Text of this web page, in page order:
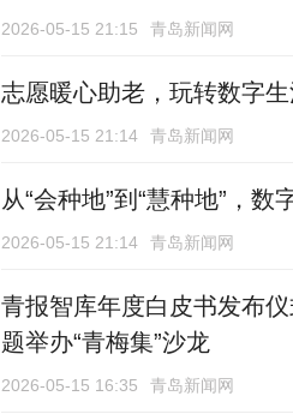
2026-05-15 21:15 青岛新闻网
志愿暖心助老，玩转数字
2026-05-15 21:14 青岛新闻网
从“会种地”到“慧种地”，
2026-05-15 21:14 青岛新闻网
青报智库年度白皮书发布
题举办“青梅集”沙龙
2026-05-15 16:35 青岛新闻网